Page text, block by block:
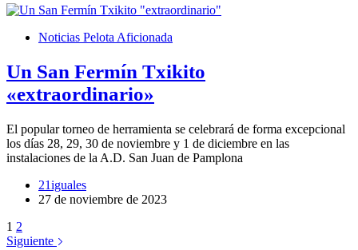
Noticias Pelota Aficionada
Un San Fermín Txikito
«extraordinario»
El popular torneo de herramienta se celebrará de forma excepcional
los días 28, 29, 30 de noviembre y 1 de diciembre en las
instalaciones de la A.D. San Juan de Pamplona
21iguales
27 de noviembre de 2023
1 2
Siguiente